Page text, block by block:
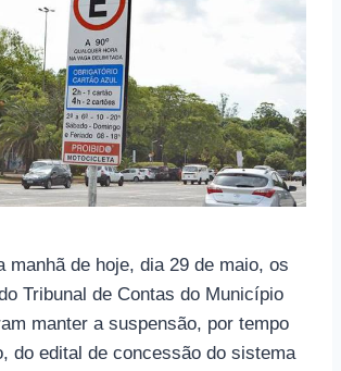
manhã de hoje, dia 29 de maio, os
Tribunal de Contas do Município
manter a suspensão, por tempo
do edital de concessão do sistema